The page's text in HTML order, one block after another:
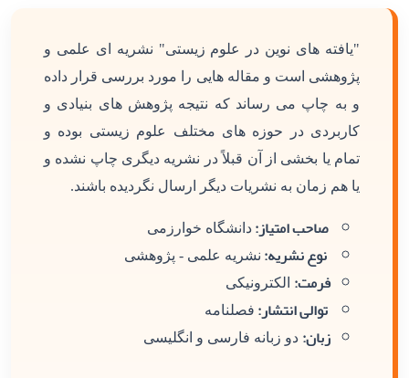
"یافته های نوین در علوم زیستی" نشریه ای علمی و
پژوهشی است و مقاله هایی را مورد بررسی قرار داده
و به چاپ می رساند که نتیجه پژوهش های بنیادی و
کاربردی در حوزه های مختلف علوم زیستی بوده و
تمام یا بخشی از آن قبلاً در نشریه دیگری چاپ نشده و
یا هم زمان به نشریات دیگر ارسال نگردیده باشند.
صاحب امتیاز: دانشگاه خوارزمی
نوع نشریه: نشریه علمی - پژوهشی
فرمت: الکترونیکی
توالی انتشار: فصلنامه
زبان: دو زبانه فارسی و انگلیسی